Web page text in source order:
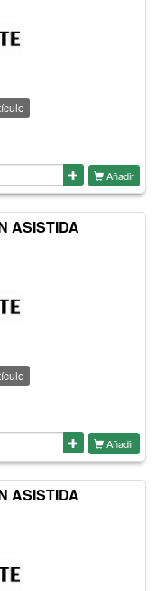
Añadir
ASISTIDA
Añadir
ASISTIDA